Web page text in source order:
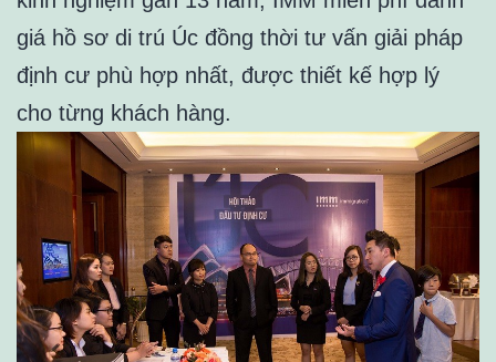
giá hồ sơ di trú Úc đồng thời tư vấn giải pháp
định cư phù hợp nhất, được thiết kế hợp lý
cho từng khách hàng.